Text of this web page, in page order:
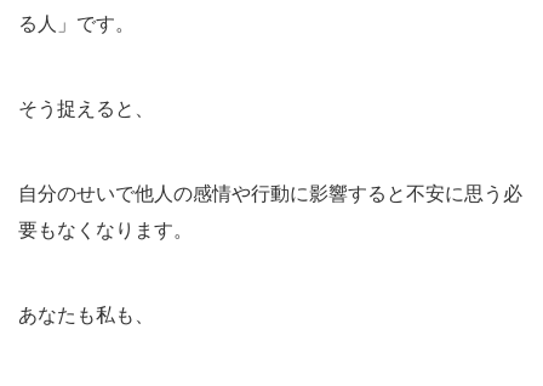
る人」です。
そう捉えると、
自分のせいで他人の感情や行動に影響すると不安に思う必
要もなくなります。
あなたも私も、